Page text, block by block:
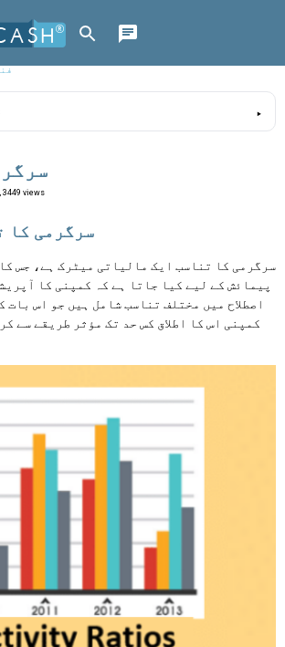
, 3449 views
سرگرمی کا
سرگرمی کا تناسب ایک مالیاتی میٹرک ہے، جس
پیمائش کے لیے کیا جاتا ہے کہ کمپنی کا
اصطلاح میں مختلف تناسب شامل ہیں جو اس بات
کمپنی اس کا اطلاق کس حد تک مؤثر طریقے سے کر